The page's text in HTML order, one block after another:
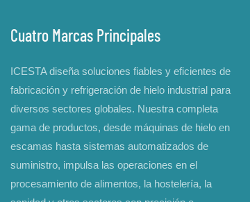
Cuatro Marcas Principales
ICESTA diseña soluciones fiables y eficientes de
fabricación y refrigeración de hielo industrial para
diversos sectores globales. Nuestra completa
gama de productos, desde máquinas de hielo en
escamas hasta sistemas automatizados de
suministro, impulsa las operaciones en el
procesamiento de alimentos, la hostelería, la